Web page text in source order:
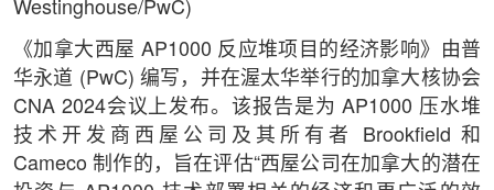
Westinghouse/PwC)
《加拿大西屋 AP1000 反应堆项目的经济影响》由普
华永道 (PwC) 编写，并在渥太华举行的加拿大核协会
CNA 2024会议上发布。该报告是为 AP1000 压水堆
技术开发商西屋公司及其所有者 Brookfield 和
Cameco 制作的，旨在评估“西屋公司在加拿大的潜在